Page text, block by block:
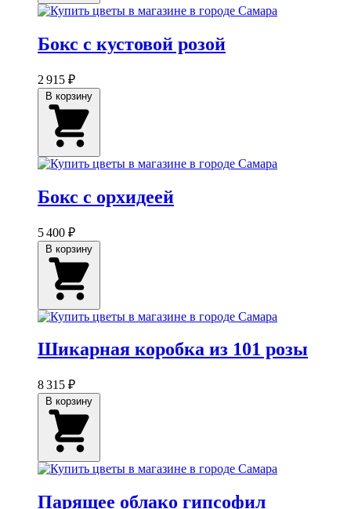
Бокс с кустовой розой
2 915 ₽
Бокс с орхидеей
5 400 ₽
Шикарная коробка из 101 розы
8 315 ₽
Парящее облако гипсофил